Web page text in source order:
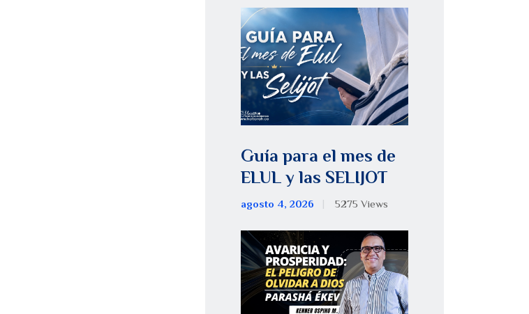
Guía para el mes de
ELUL y las SELIJOT
agosto 4, 2026 5275 Views